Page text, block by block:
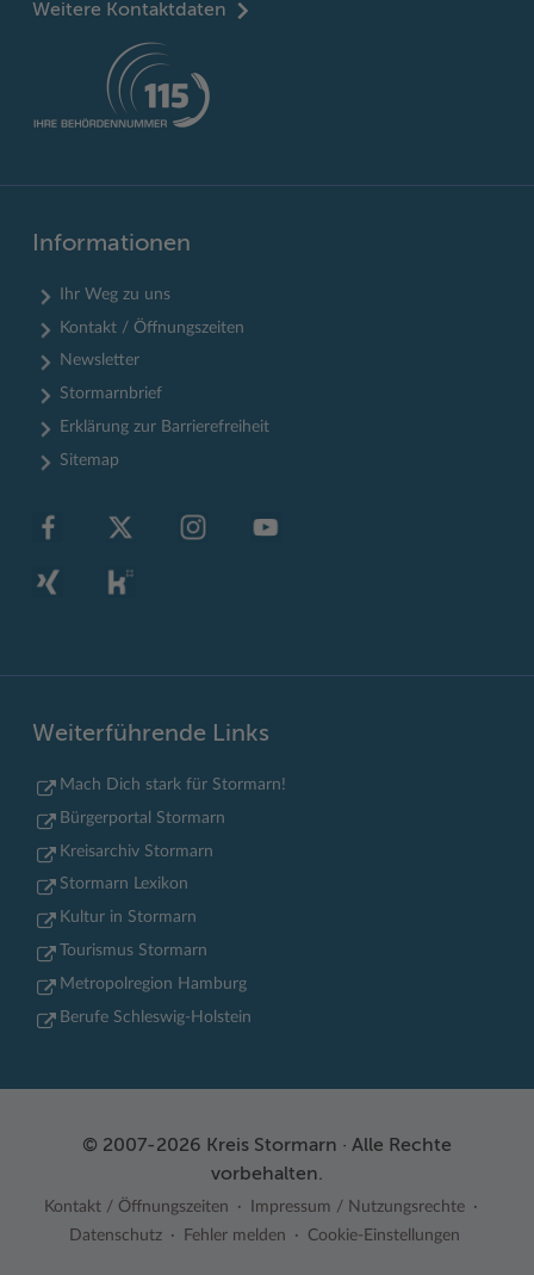
Weitere Kontaktdaten
Informationen
Ihr Weg zu uns
Kontakt / Öffnungszeiten
Newsletter
Stormarnbrief
Erklärung zur Barrierefreiheit
Sitemap
Weiterführende Links
Mach Dich stark für Stormarn!
Bürgerportal Stormarn
Kreisarchiv Stormarn
Stormarn Lexikon
Kultur in Stormarn
Tourismus Stormarn
Metropolregion Hamburg
Berufe Schleswig-Holstein
© 2007-2026 Kreis Stormarn · Alle Rechte
vorbehalten.
Kontakt / Öffnungszeiten
Impressum / Nutzungsrechte
Datenschutz
Fehler melden Cookie-Einstellungen